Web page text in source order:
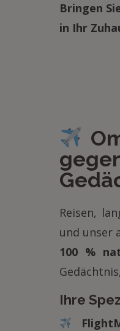
Bringen
in Ihr
Reisen,
und unser
100 %
Ihre